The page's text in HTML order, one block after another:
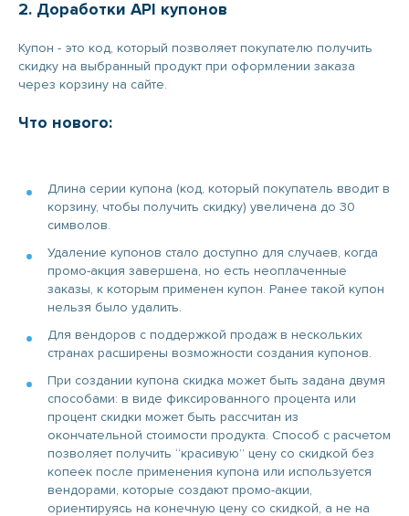
2. Доработки API купонов
Купон - это код, который позволяет покупателю получить
скидку на выбранный продукт при оформлении заказа
через корзину на сайте.
Что нового:
Длина серии купона (код, который покупатель вводит в
корзину, чтобы получить скидку) увеличена до 30
символов.
Удаление купонов стало доступно для случаев, когда
промо-акция завершена, но есть неоплаченные
заказы, к которым применен купон. Ранее такой купон
нельзя было удалить.
Для вендоров с поддержкой продаж в нескольких
странах расширены возможности создания купонов.
При создании купона скидка может быть задана двумя
способами: в виде фиксированного процента или
процент скидки может быть рассчитан из
окончательной стоимости продукта. Способ с расчетом
позволяет получить “красивую” цену со скидкой без
копеек после применения купона или используется
вендорами, которые создают промо-акции,
ориентируясь на конечную цену со скидкой, а не на